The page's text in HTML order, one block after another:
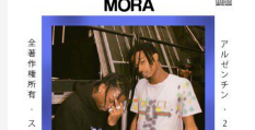
hasta
USD$200